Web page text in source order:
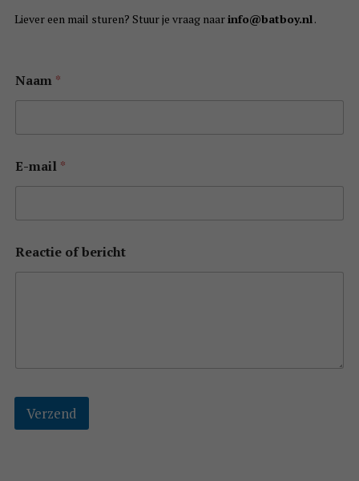
Liever een mail sturen? Stuur je vraag naarinfo@batboy.nl.
Naam *
E-mail *
Reactie of bericht
Verzend